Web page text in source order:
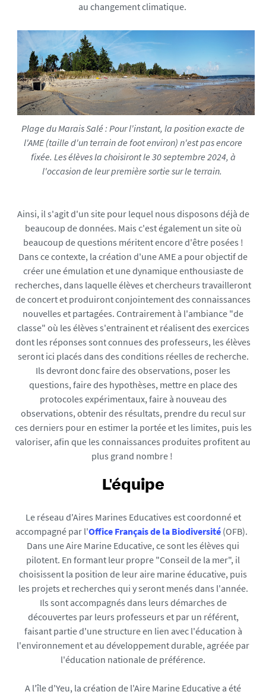
au changement climatique.
Plage du Marais Salé : Pour l'instant, la position exacte de
l'AME (taille d'un terrain de foot environ) n'est pas encore
fixée. Les élèves la choisiront le 30 septembre 2024, à
l'occasion de leur première sortie sur le terrain.
Ainsi, il s'agit d'un site pour lequel nous disposons déjà de
beaucoup de données. Mais c'est également un site où
beaucoup de questions méritent encore d'être posées !
Dans ce contexte, la création d'une AME a pour objectif de
créer une émulation et une dynamique enthousiaste de
recherches, dans laquelle élèves et chercheurs travailleront
de concert et produiront conjointement des connaissances
nouvelles et partagées. Contrairement à l'ambiance "de
classe" où les élèves s'entrainent et réalisent des exercices
dont les réponses sont connues des professeurs, les élèves
seront ici placés dans des conditions réelles de recherche.
Ils devront donc faire des observations, poser les
questions, faire des hypothèses, mettre en place des
protocoles expérimentaux, faire à nouveau des
observations, obtenir des résultats, prendre du recul sur
ces derniers pour en estimer la portée et les limites, puis les
valoriser, afin que les connaissances produites profitent au
plus grand nombre !
L'équipe
Le réseau d'Aires Marines Educatives est coordonné et
accompagné par l'Office Français de la Biodiversité(OFB).
Dans une Aire Marine Educative, ce sont les élèves qui
pilotent. En formant leur propre "Conseil de la mer", il
choisissent la position de leur aire marine éducative, puis
les projets et recherches qui y seront menés dans l'année.
Ils sont accompagnés dans leurs démarches de
découvertes par leurs professeurs et par un référent,
faisant partie d'une structure en lien avec l'éducation à
l'environnement et au développement durable, agréée par
l'éducation nationale de préférence.
A l'île d'Yeu, la création de l'Aire Marine Educative a été